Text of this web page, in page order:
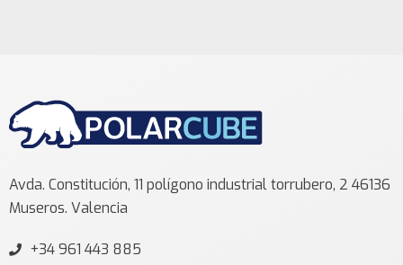
Avda. Constitución, 11 polígono industrial torrubero, 2 46136
Museros. Valencia
+34 961 443 885